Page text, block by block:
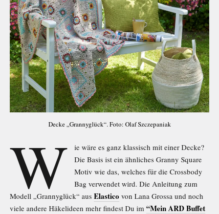
Decke „Grannyglück“. Foto: Olaf Szczepaniak
W
ie wäre es ganz klassisch mit einer Decke?
Die Basis ist ein ähnliches Granny Square
Motiv wie das, welches für die Crossbody
Bag verwendet wird. Die Anleitung zum
Modell „Grannyglück“ aus Elastico von Lana Grossa und noch
viele andere Häkelideen mehr findest Du im “Mein ARD Buffet